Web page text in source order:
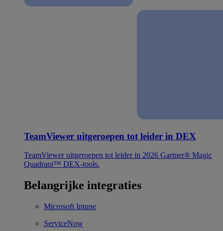
TeamViewer uitgeroepen tot leider in DEX
TeamViewer uitgeroepen tot leider in 2026 Gartner® Magic
Quadrant™ DEX-tools.
Belangrijke integraties
Microsoft Intune
ServiceNow